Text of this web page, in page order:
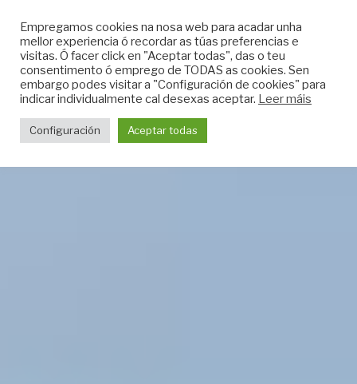
content
Empregamos cookies na nosa web para acadar unha
mellor experiencia ó recordar as túas preferencias e
visitas. Ó facer click en "Aceptar todas", das o teu
consentimento ó emprego de TODAS as cookies. Sen
embargo podes visitar a "Configuración de cookies" para
indicar individualmente cal desexas aceptar. Leer máis
Configuración Aceptar todas